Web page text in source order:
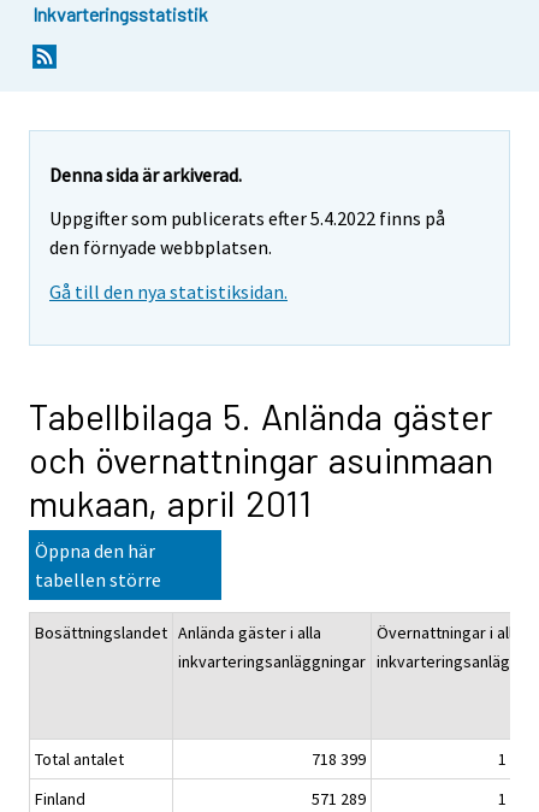
Inkvarteringsstatistik
Denna sida är arkiverad.
Uppgifter som publicerats efter 5.4.2022 finns på
den förnyade webbplatsen.
Gå till den nya statistiksidan.
Tabellbilaga 5. Anlända gäster
och övernattningar asuinmaan
mukaan, april 2011
Öppna den här
tabellen större
Bosättningslandet Anlända gäster i alla
inkvarteringsanläggningar
Övernattningar i alla
Total antalet 718 399
1
Finland
571 289
1